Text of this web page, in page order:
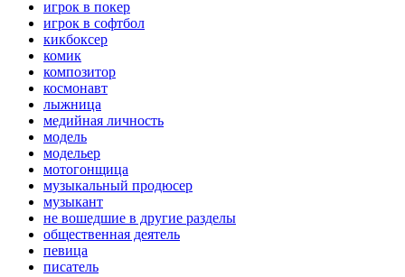
игрок в покер
игрок в софтбол
кикбоксер
комик
композитор
космонавт
лыжница
медийная личность
модель
модельер
мотогонщица
музыкальный продюсер
музыкант
не вошедшие в другие разделы
общественная деятель
певица
писатель